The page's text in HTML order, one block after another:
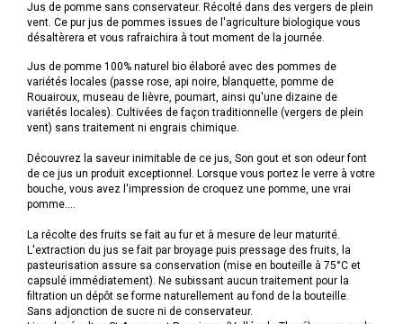
Jus de pomme sans conservateur. Récolté dans des vergers de plein
vent. Ce pur jus de pommes issues de l'agriculture biologique vous
désaltèrera et vous rafraichira à tout moment de la journée.
Jus de pomme 100% naturel bio élaboré avec des pommes de
variétés locales (passe rose, api noire, blanquette, pomme de
Rouairoux, museau de lièvre, poumart, ainsi qu'une dizaine de
variétés locales). Cultivées de façon traditionnelle (vergers de plein
vent) sans traitement ni engrais chimique.
Découvrez la saveur inimitable de ce jus, Son gout et son odeur font
de ce jus un produit exceptionnel. Lorsque vous portez le verre à votre
bouche, vous avez l'impression de croquez une pomme, une vrai
pomme....
La récolte des fruits se fait au fur et à mesure de leur maturité.
L'extraction du jus se fait par broyage puis pressage des fruits, la
pasteurisation assure sa conservation (mise en bouteille à 75°C et
capsulé immédiatement). Ne subissant aucun traitement pour la
filtration un dépôt se forme naturellement au fond de la bouteille.
Sans adjonction de sucre ni de conservateur.